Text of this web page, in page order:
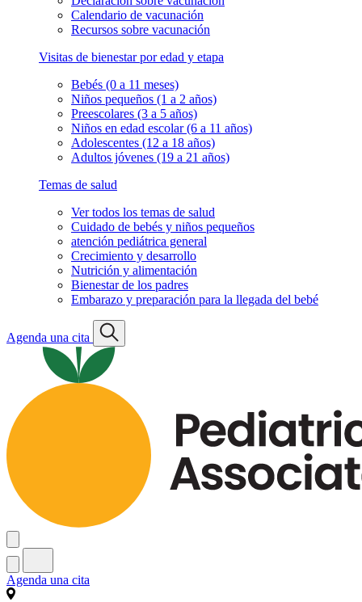
Calendario de vacunación
Recursos sobre vacunación
Visitas de bienestar por edad y etapa
Bebés (0 a 11 meses)
Niños pequeños (1 a 2 años)
Preescolares (3 a 5 años)
Niños en edad escolar (6 a 11 años)
Adolescentes (12 a 18 años)
Adultos jóvenes (19 a 21 años)
Temas de salud
Ver todos los temas de salud
Cuidado de bebés y niños pequeños
atención pediátrica general
Crecimiento y desarrollo
Nutrición y alimentación
Bienestar de los padres
Embarazo y preparación para la llegada del bebé
Agenda una cita
Agenda una cita